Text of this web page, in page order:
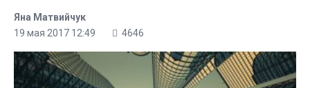
Яна Матвийчук
19 мая 2017 12:49
4646